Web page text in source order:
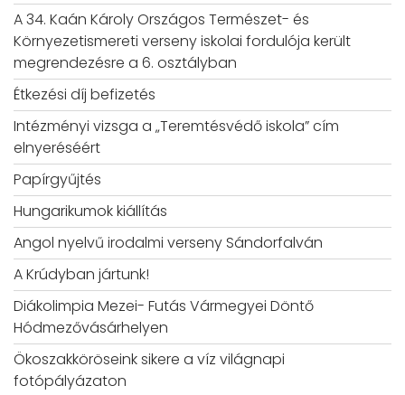
A 34. Kaán Károly Országos Természet- és
Környezetismereti verseny iskolai fordulója került
megrendezésre a 6. osztályban
Étkezési díj befizetés
Intézményi vizsga a „Teremtésvédő iskola” cím
elnyeréséért
Papírgyűjtés
Hungarikumok kiállítás
Angol nyelvű irodalmi verseny Sándorfalván
A Krúdyban jártunk!
Diákolimpia Mezei- Futás Vármegyei Döntő
Hódmezővásárhelyen
Ökoszakköröseink sikere a víz világnapi
fotópályázaton